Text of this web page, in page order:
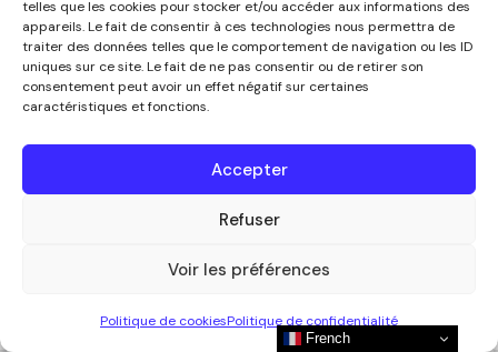
telles que les cookies pour stocker et/ou accéder aux informations des
appareils. Le fait de consentir à ces technologies nous permettra de
traiter des données telles que le comportement de navigation ou les ID
uniques sur ce site. Le fait de ne pas consentir ou de retirer son
consentement peut avoir un effet négatif sur certaines
caractéristiques et fonctions.
Accepter
Refuser
Voir les préférences
Politique de cookiesPolitique de confidentialité
French